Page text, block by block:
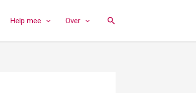
Help mee Over Zoeken